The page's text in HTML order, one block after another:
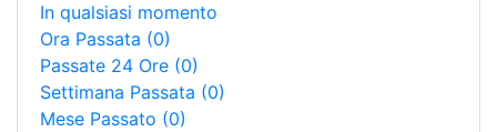
In qualsiasi momento
Ora Passata (0)
Passate 24 Ore (0)
Settimana Passata (0)
Mese Passato (0)